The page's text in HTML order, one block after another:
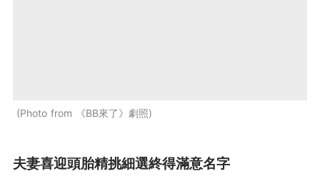
Photo from 《BB來了》劇照
夫妻喜迎頭胎精挑細選終得滿意名字